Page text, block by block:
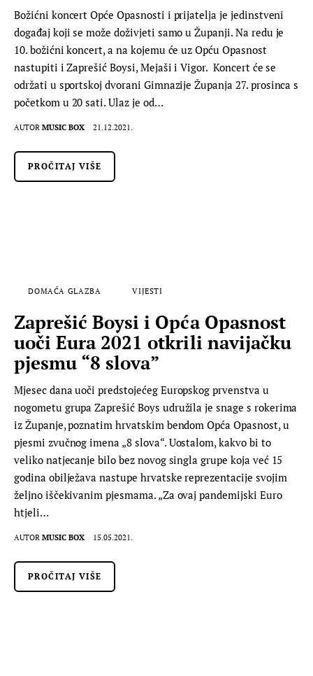
Božićni koncert Opće Opasnosti i prijatelja je jedinstveni
događaj koji se može doživjeti samo u Županji. Na redu je
10. božićni koncert, a na kojemu će uz Opću Opasnost
nastupiti i Zaprešić Boysi, Mejaši i Vigor. Koncert će se
održati u sportskoj dvorani Gimnazije Županja 27. prosinca s
početkom u 20 sati. Ulaz je od…
AUTOR MUSIC BOX 21.12.2021.
PROČITAJ VIŠE
DOMAĆA GLAZBA VIJESTI
Zaprešić Boysi i Opća Opasnost
uoči Eura 2021 otkrili navijačku
pjesmu “8 slova”
Mjesec dana uoči predstojećeg Europskog prvenstva u
nogometu grupa Zaprešić Boys udružila je snage s rokerima
iz Županje, poznatim hrvatskim bendom Opća Opasnost, u
pjesmi zvučnog imena „8 slova“. Uostalom, kakvo bi to
veliko natjecanje bilo bez novog singla grupe koja već 15
godina obilježava nastupe hrvatske reprezentacije svojim
željno iščekivanim pjesmama. „Za ovaj pandemijski Euro
htjeli…
AUTOR MUSIC BOX 15.05.2021.
PROČITAJ VIŠE